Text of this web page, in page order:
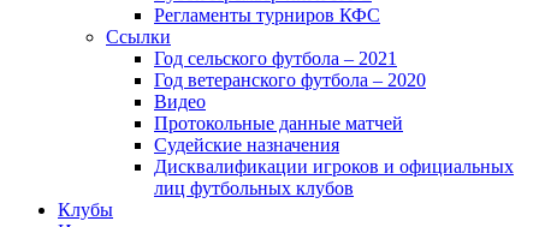
Регламенты турниров КФС
Ссылки
Год сельского футбола – 2021
Год ветеранского футбола – 2020
Видео
Протокольные данные матчей
Судейские назначения
Дисквалификации игроков и официальных
лиц футбольных клубов
Клубы